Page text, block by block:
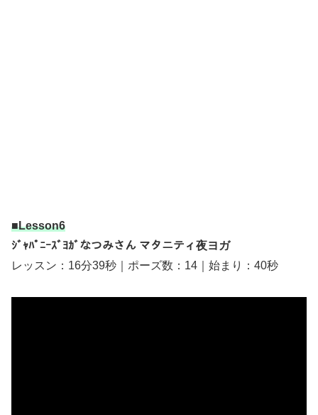
■Lesson6
ｼﾞｬﾊﾟﾆｰｽﾞﾖｶﾞなつみさん マタニティ夜ヨガ
レッスン：16分39秒｜ポーズ数：14｜始まり：40秒